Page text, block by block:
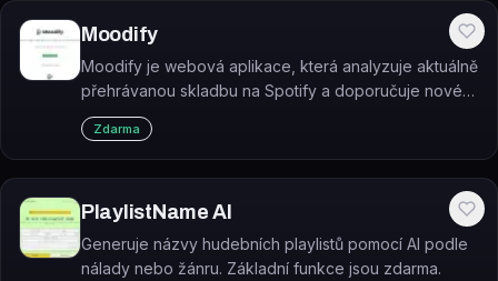
Moodify
Moodify je webová aplikace, která analyzuje aktuálně
přehrávanou skladbu na Spotify a doporučuje nové
písně se stejnou náladou.
Zdarma
PlaylistName AI
Generuje názvy hudebních playlistů pomocí AI podle
nálady nebo žánru. Základní funkce jsou zdarma.